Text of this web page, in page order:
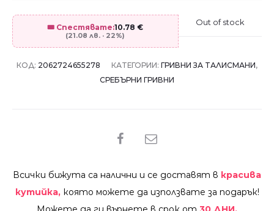
🎟️ Спестявате:10.78€
(21.08 лв. · 22%)
Out of stock
КОД: 2062724655278 КАТЕГОРИИ: ГРИВНИ ЗА ТАЛИСМАНИ,
СРЕБЪРНИ ГРИВНИ
SHARE
Всички бижута са налични и се доставят в красива
кутийка, която можете да използвате за подарък!